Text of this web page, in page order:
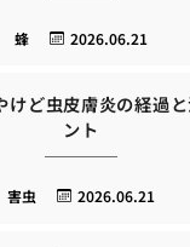
2026.06.21
蜂
けど虫皮膚炎の経過
ント
2026.06.21
害虫